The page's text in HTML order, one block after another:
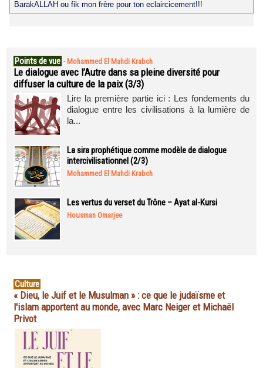
BarakALLAH ou fik mon frère pour ton eclaircicement!!!
Points de vue - Mohammed El Mahdi Krabch
Le dialogue avec l’Autre dans sa pleine diversité pour
diffuser la culture de la paix (3/3)
Lire la première partie ici : Les fondements du
dialogue entre les civilisations à la lumière de
la...
La sira prophétique comme modèle de dialogue
intercivilisationnel (2/3)
Mohammed El Mahdi Krabch
Les vertus du verset du Trône – Ayat al-Kursi
Housman Omarjee
Culture
« Dieu, le Juif et le Musulman » : ce que le judaïsme et
l'islam apportent au monde, avec Marc Neiger et Michaël
Privot